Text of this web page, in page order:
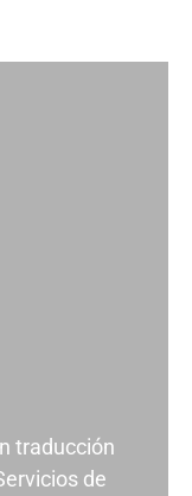
traducción
de